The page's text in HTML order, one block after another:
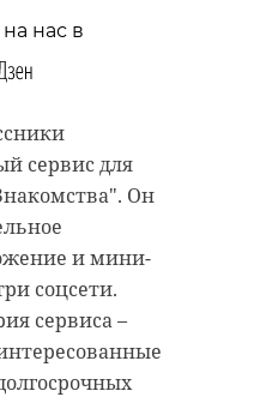
нас в
сервис для
Он
и мини-
соцсети.
сервиса –